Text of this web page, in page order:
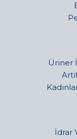
Üriner
İdrar